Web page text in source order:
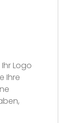
Logo
Ihre